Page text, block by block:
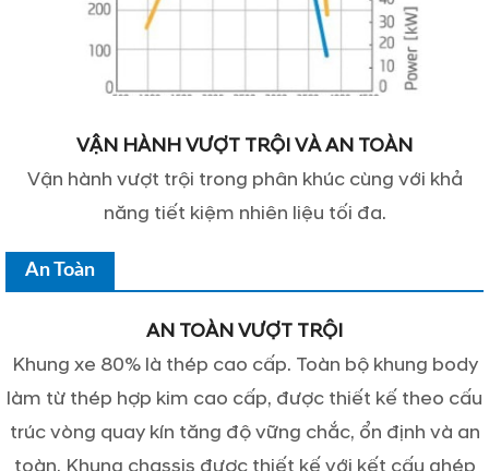
VẬN HÀNH VƯỢT TRỘI VÀ AN TOÀN
Vận hành vượt trội trong phân khúc cùng với khả
năng tiết kiệm nhiên liệu tối đa.
An Toàn
AN TOÀN VƯỢT TRỘI
Khung xe 80% là thép cao cấp. Toàn bộ khung body
làm từ thép hợp kim cao cấp, được thiết kế theo cấu
trúc vòng quay kín tăng độ vững chắc, ổn định và an
toàn. Khung chassis được thiết kế với kết cấu ghép